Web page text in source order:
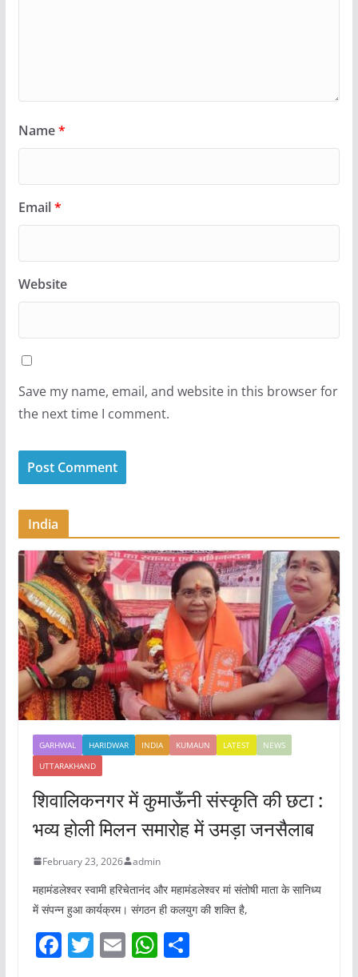
Name*
Email*
Website
Save my name, email, and website in this browser for
the next time I comment.
India
GARHWAL HARIDWAR INDIA KUMAUN LATEST
NEWS
UTTARAKHAND
शिवालिकनगर में कुमाऊँनी संस्कृति की छटा :
भव्य होली मिलन समारोह में उमड़ा जनसैलाब
February 23, 2026 admin
महामंडलेश्वर स्वामी हरिचेतानंद और महामंडलेश्वर मां संतोषी माता के सानिध्य
में संपन्न हुआ कार्यक्रम। संगठन ही कलयुग की शक्ति है,
F T E W S